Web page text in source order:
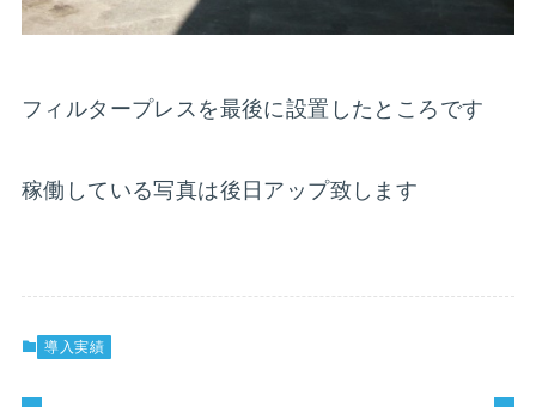
フィルタープレスを最後に設置したところです
稼働している写真は後日アップ致します
導入実績